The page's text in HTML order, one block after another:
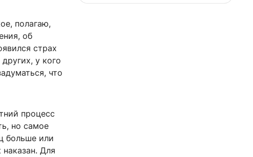
полагаю,
об
страх
у кого
что
процесс
но самое
больше или
Для